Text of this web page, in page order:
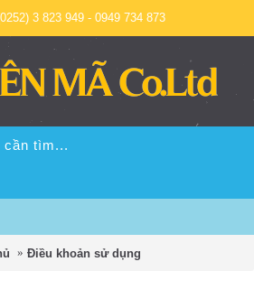
3 823 949 - 0949 734 873
Điều khoản sử dụng